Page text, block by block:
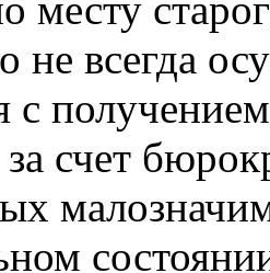
не всегда
с
за счет